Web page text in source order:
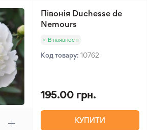
Півонія Duchesse de
Nemours
В наявності
Код товару: 10762
195.00 грн.
КУПИТИ